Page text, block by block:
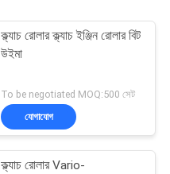
ক্ল্যাচ রোলার ক্ল্যাচ ইঞ্জিন রোলার বিট
উইমা
To be negotiated MOQ:500 সেট
যোগাযোগ
ক্ল্যাচ রোলার Vario-